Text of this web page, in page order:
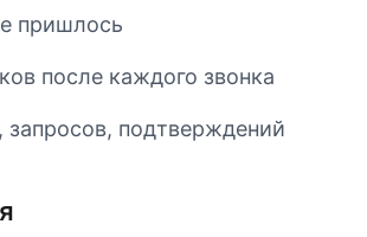
пришлось
после каждого звонка
запросов, подтверждений